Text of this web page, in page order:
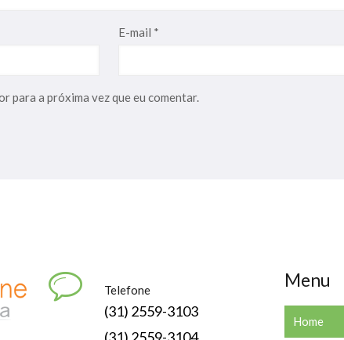
E-mail *
para a próxima vez que eu comentar.
Telefone
(31) 2559-3103
Menu
Home